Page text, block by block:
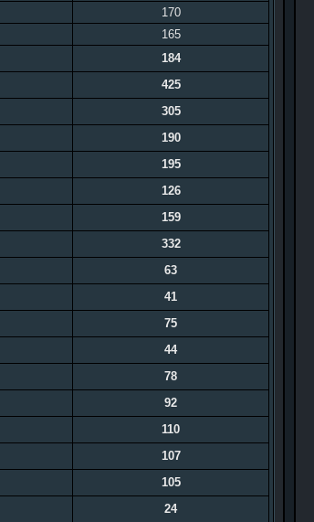
170
165
184
425
305
190
195
126
159
332
63
41
75
44
78
92
110
107
105
24